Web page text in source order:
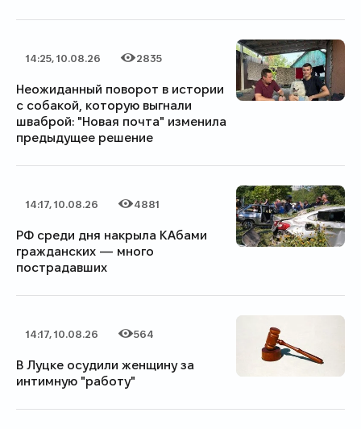
Дата публикации
14:25, 10.08.26
Категория
Количество просмотров
2835
Неожиданный поворот в истории
с собакой, которую выгнали
шваброй: "Новая почта" изменила
предыдущее решение
Дата публикации
14:17, 10.08.26
Категория
Количество просмотров
4881
РФ среди дня накрыла КАбами
гражданских — много
пострадавших
Дата публикации
14:17, 10.08.26
Категория
Количество просмотров
564
В Луцке осудили женщину за
интимную "работу"